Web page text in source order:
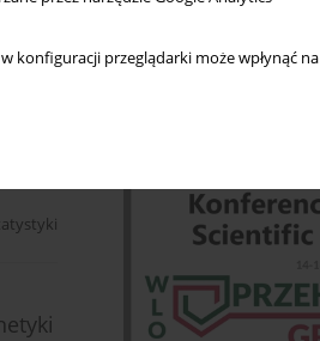
konfiguracji przeglądarki może wpłynąć na